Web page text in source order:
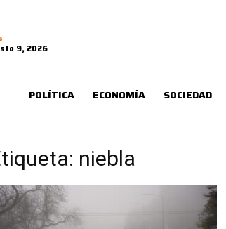
9, 2026
POLÍTICA ECONOMÍA SOCIEDAD
niebla